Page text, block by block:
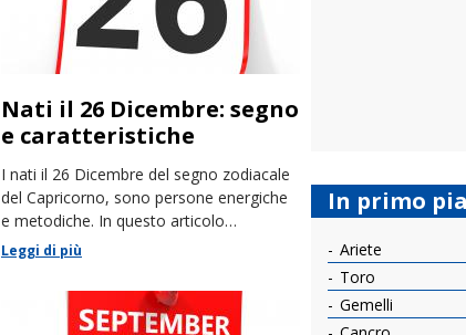
Nati il 26 Dicembre: segno
e caratteristiche
I nati il 26 Dicembre del segno zodiacale
del Capricorno, sono persone energiche
e metodiche. In questo articolo
racconteremo le loro caratteristiche.
Leggi di più
In primo
Ariete
Toro
Gemelli